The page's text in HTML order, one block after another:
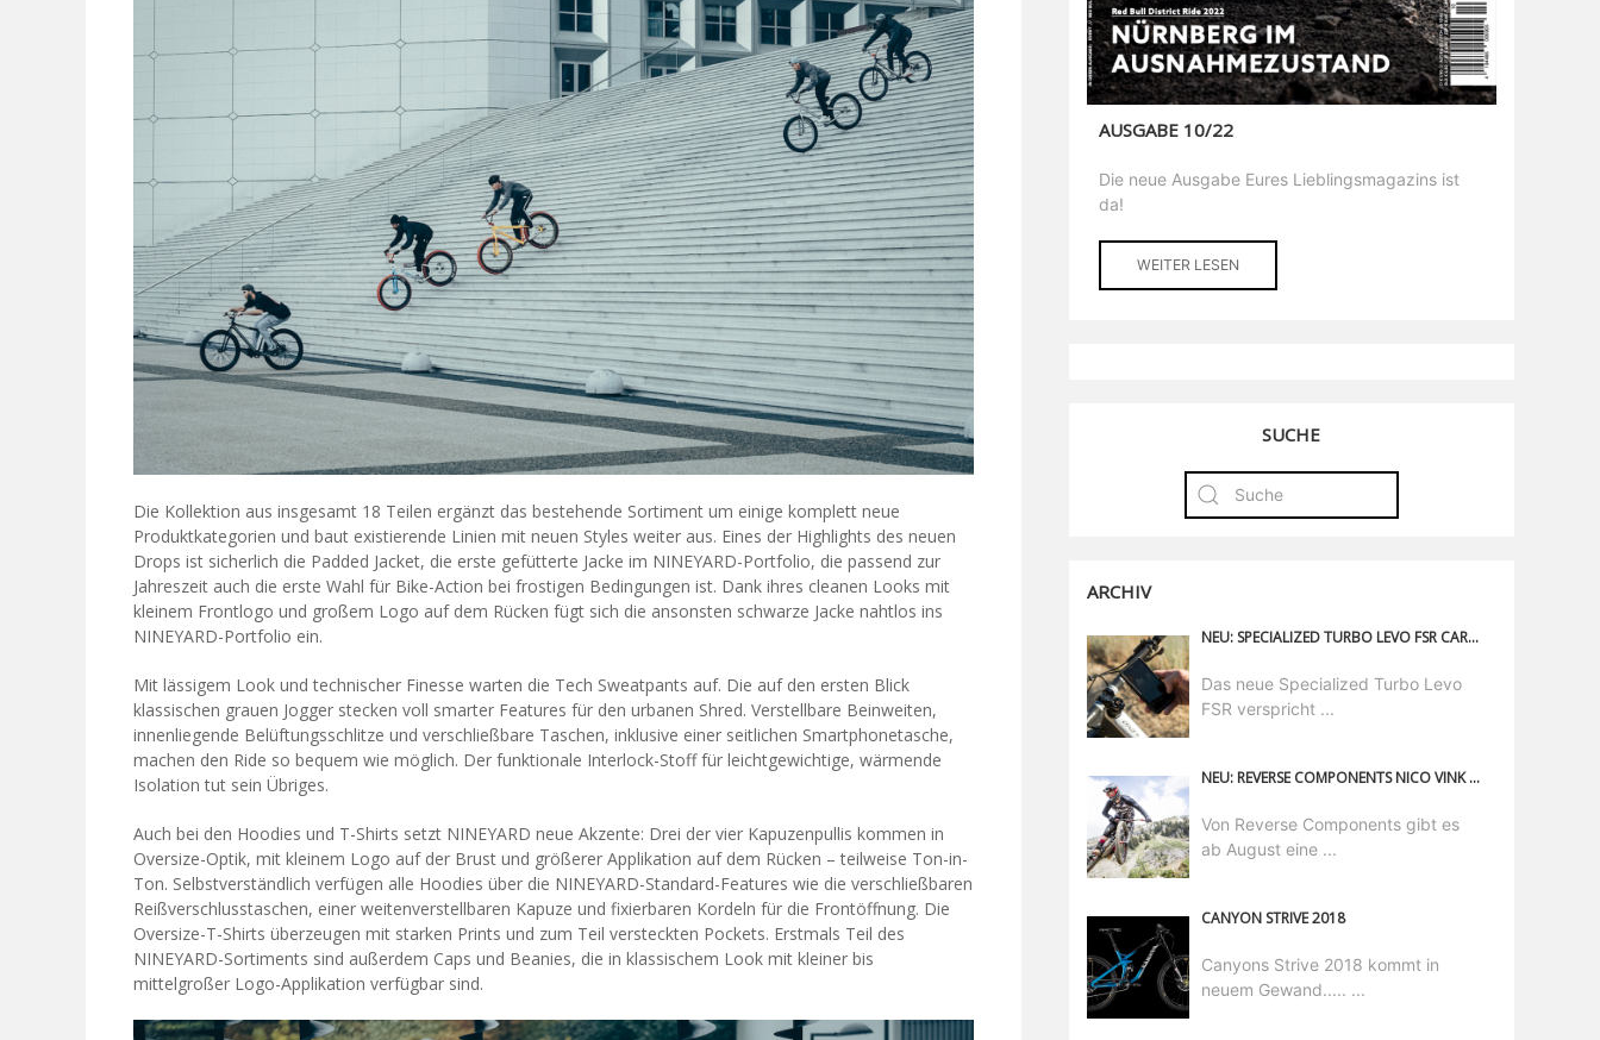
Die Kollektion aus insgesamt 18 Teilen ergänzt das bestehende Sortiment um einige komplett neue
Produktkategorien und baut existierende Linien mit neuen Styles weiter aus. Eines der Highlights des neuen
Drops ist sicherlich die Padded Jacket, die erste gefütterte Jacke im NINEYARD-Portfolio, die passend zur
Jahreszeit auch die erste Wahl für Bike-Action bei frostigen Bedingungen ist. Dank ihres cleanen Looks mit
kleinem Frontlogo und großem Logo auf dem Rücken fügt sich die ansonsten schwarze Jacke nahtlos ins
NINEYARD-Portfolio ein.
Mit lässigem Look und technischer Finesse warten die Tech Sweatpants auf. Die auf den ersten Blick
klassischen grauen Jogger stecken voll smarter Features für den urbanen Shred. Verstellbare Beinweiten,
innenliegende Belüftungsschlitze und verschließbare Taschen, inklusive einer seitlichen Smartphonetasche,
machen den Ride so bequem wie möglich. Der funktionale Interlock-Stoff für leichtgewichtige, wärmende
Isolation tut sein Übriges.
Auch bei den Hoodies und T-Shirts setzt NINEYARD neue Akzente: Drei der vier Kapuzenpullis kommen in
Oversize-Optik, mit kleinem Logo auf der Brust und größerer Applikation auf dem Rücken – teilweise Ton-in-
Ton. Selbstverständlich verfügen alle Hoodies über die NINEYARD-Standard-Features wie die verschließbaren
Reißverschlusstaschen, einer weitenverstellbaren Kapuze und fixierbaren Kordeln für die Frontöffnung. Die
Oversize-T-Shirts überzeugen mit starken Prints und zum Teil versteckten Pockets. Erstmals Teil des
NINEYARD-Sortiments sind außerdem Caps und Beanies, die in klassischem Look mit kleiner bis
mittelgroßer Logo-Applikation verfügbar sind.
AUSGABE 10/22
Die neue Ausgabe Eures Lieblingsmagazins ist
da!
WEITER LESEN
SUCHE
ARCHIV
NEU: SPECIALIZED TURBO LEVO FSR CARBON
Das neue Specialized Turbo Levo
FSR verspricht ...
NEU: REVERSE COMPONENTS NICO VINK SIGNATURE
Von Reverse Components gibt es
ab August eine ...
CANYON STRIVE 2018
Canyons Strive 2018 kommt in
neuem Gewand..... ...